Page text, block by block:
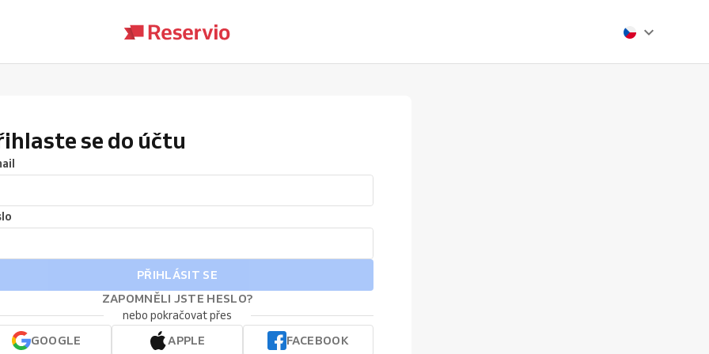
se do účtu
PŘIHLÁSIT SE
ZAPOMNĚLI JSTE HESLO?
nebo pokračovat přes
GOOGLE
APPLE FACEBOOK